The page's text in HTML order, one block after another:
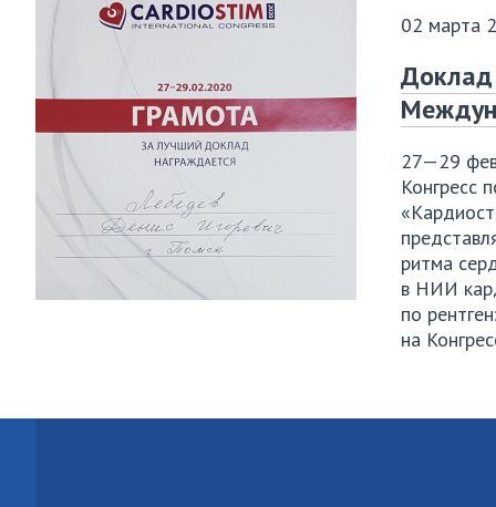
02 марта
Доклад
27—29
Конгресс
ритма
в НИИ
по
на